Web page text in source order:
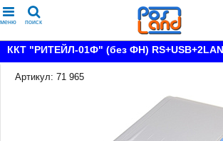
меню поиск
ККТ "РИТЕЙЛ-01Ф" (без ФН) RS+USB+2LAN
Артикул: 71 965